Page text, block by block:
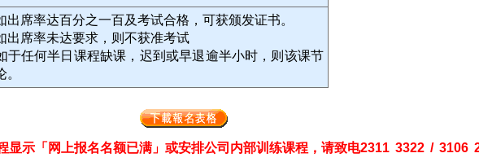
席率达百分之一百及考试合格，可获颁发证书。
席率未达要求，则不获准考试
任何半日课程缺课，迟到或早退逾半小时，则该课节
显示「网上报名名额已满」或安排公司内部训练课程，请致电2311 3322 / 3106